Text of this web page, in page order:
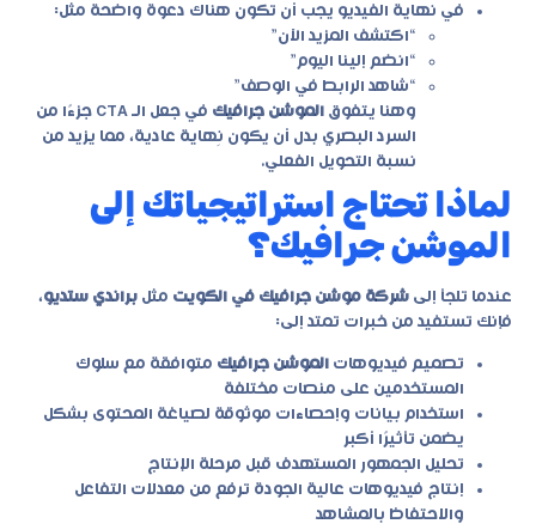
في نهاية الفيديو يجب أن تكون هناك دعوة واضحة مثل:
“اكتشف المزيد الآن”
“انضم إلينا اليوم”
“شاهد الرابط في الوصف”
وهنا يتفوق الموشن جرافيك
في جعل الـ CTA جزءًا من
السرد البصري بدل أن يكون نِهاية عادية، مما يزيد من
نسبة التحويل الفعلي.
لماذا تحتاج استراتيجياتك إلى
الموشن جرافيك؟
عندما تلجأ إلى شركة موشن جرافيك في الكويت مثل براندي ستديو،
فإنك تستفيد من خبرات تمتد إلى:
تصميم فيديوهات الموشن جرافيك متوافقة مع سلوك
المستخدمين على منصات مختلفة
استخدام بيانات وإحصاءات موثوقة لصياغة المحتوى بشكل
يضمن تأثيرًا أكبر
تحليل الجمهور المستهدف قبل مرحلة الإنتاج
إنتاج فيديوهات عالية الجودة ترفع من معدلات التفاعل
والاحتفاظ بالمشاهد